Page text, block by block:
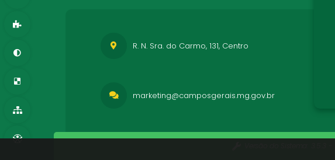
R. N. Sra. do Carmo, 131, Centro
marketing@camposgerais.mg.gov.br